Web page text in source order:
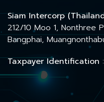
Siam Intercorp
212/10 Moo 1, Nonthree
Bangphai,
Taxpayer Identification